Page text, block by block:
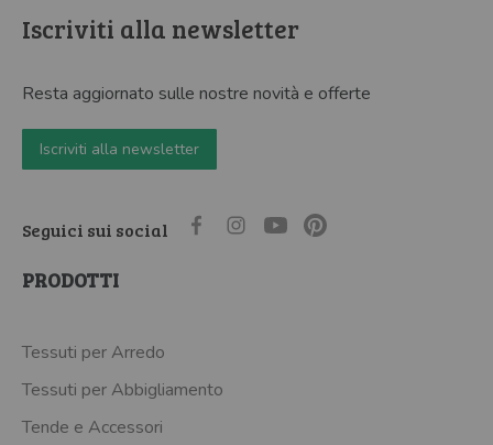
Iscriviti alla newsletter
Resta aggiornato sulle nostre novità e offerte
Iscriviti alla newsletter
Seguici sui social
PRODOTTI
Tessuti per Arredo
Tessuti per Abbigliamento
Tende e Accessori